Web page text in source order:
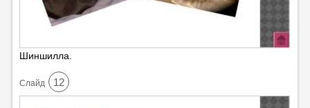
Шиншилла.
Cлайд 12